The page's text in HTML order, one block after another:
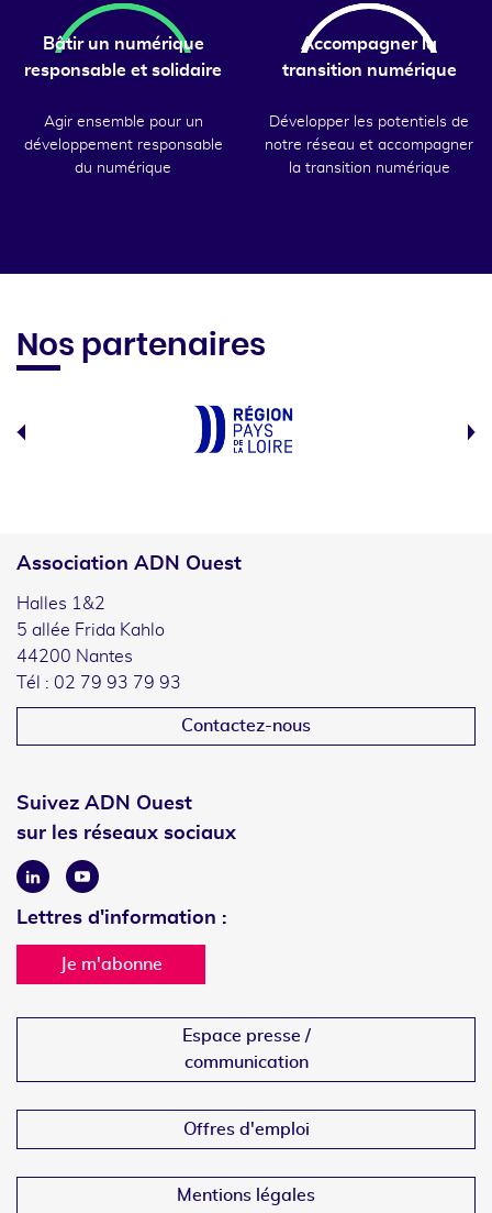
Bâtir un numérique
responsable et solidaire
Agir ensemble pour un
développement responsable
du numérique
Accompagner la
transition numérique
Développer les potentiels de
notre réseau et accompagner
la transition numérique
Nos partenaires
Association ADN Ouest
Halles 1&2
5 allée Frida Kahlo
44200 Nantes
Tél : 02 79 93 79 93
Contactez-nous
Suivez ADN Ouest
sur les réseaux sociaux
LinkedinYoutube
Lettres d'information :
Je m'abonne
Espace presse /
communication
Offres d'emploi
Mentions légales